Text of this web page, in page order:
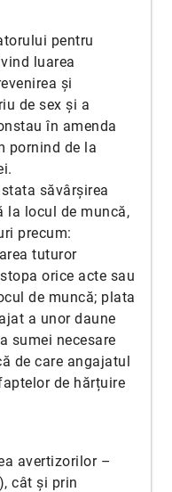
pentru
luarea
și
de sex și a
în amenda
pornind de la
săvârșirea
la locul de muncă,
precum:
tuturor
orice acte sau
de muncă; plata
a unor daune
sumei necesare
de care angajatul
de hărțuire
avertizorilor –
cât și prin